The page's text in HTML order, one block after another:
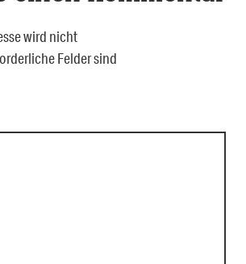
wird nicht
Felder sind